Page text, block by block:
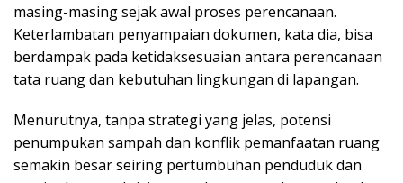
masing-masing sejak awal proses perencanaan.
Keterlambatan penyampaian dokumen, kata dia, bisa
berdampak pada ketidaksesuaian antara perencanaan
tata ruang dan kebutuhan lingkungan di lapangan.
Menurutnya, tanpa strategi yang jelas, potensi
penumpukan sampah dan konflik pemanfaatan ruang
semakin besar seiring pertumbuhan penduduk dan